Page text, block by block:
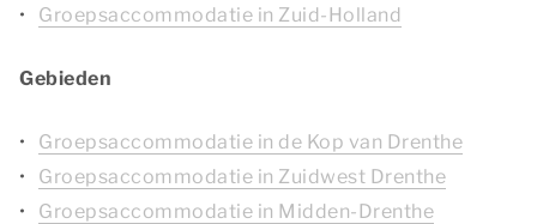
Groepsaccommodatie in Zuid-Holland
Gebieden
Groepsaccommodatie in de Kop van Drenthe
Groepsaccommodatie in Zuidwest Drenthe
Groepsaccommodatie in Midden-Drenthe